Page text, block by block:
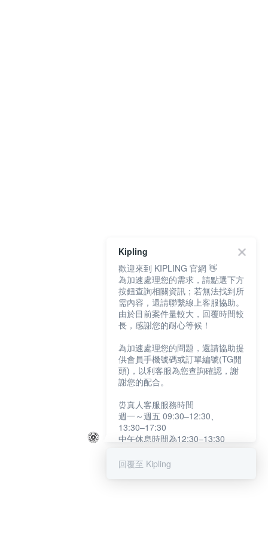
Kipling
歡迎來到 KIPLING 官網 👋
為加速處理您的需求，請點選下方
按鈕查詢相關資訊；若無法找到所
需內容，還請聯繫線上客服協助。
由於目前案件量較大，回覆時間較
長，感謝您的耐心等候！
為加速處理您的問題，還請協助提
供會員手機號碼或訂單編號(TG開
頭)，以利客服為您查詢確認，謝
謝您的配合。
⏰真人客服服務時間
週一～週五 09:30–12:30、
13:30–17:30
中午休息時間為12:30–13:30
提醒您：系統會自動已讀訊息，如
回覆至 Kipling